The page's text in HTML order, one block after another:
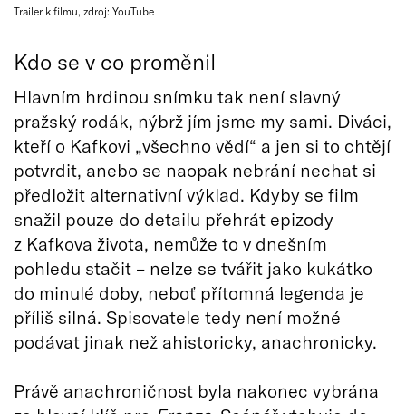
Trailer k filmu, zdroj: YouTube
Kdo se v co proměnil
Hlavním hrdinou snímku tak není slavný
pražský rodák, nýbrž jím jsme my sami. Diváci,
kteří o Kafkovi „všechno vědí“ a jen si to chtějí
potvrdit, anebo se naopak nebrání nechat si
předložit alternativní výklad. Kdyby se film
snažil pouze do detailu přehrát epizody
z Kafkova života, nemůže to v dnešním
pohledu stačit – nelze se tvářit jako kukátko
do minulé doby, neboť přítomná legenda je
příliš silná. Spisovatele tedy není možné
podávat jinak než ahistoricky, anachronicky.
Právě anachroničnost byla nakonec vybrána